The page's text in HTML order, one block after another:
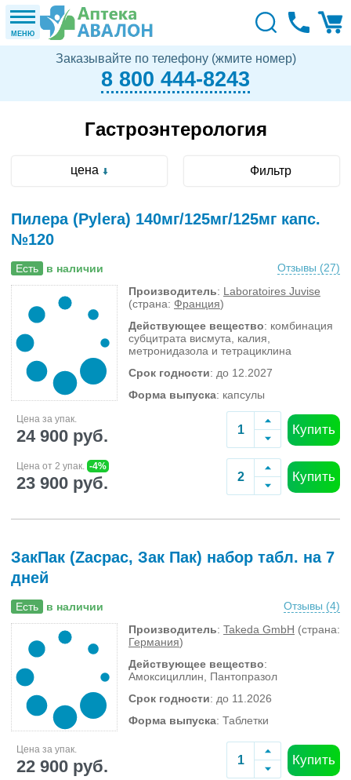
МЕНЮ
Заказывайте по телефону (жмите номер)
8 800 444-8243
Гастроэнтерология
цена Фильтр
Пилера (Pylera) 140мг/125мг/125мг капс.
№120
Есть в наличии Отзывы (27)
Производитель: Laboratoires Juvise
(страна: Франция)
Действующее вещество: комбинация
субцитрата висмута, калия,
метронидазола и тетрациклина
Срок годности: до 12.2027
Форма выпуска: капсулы
Цена за упак.
24 900 руб. Купить
Цена от 2 упак. -4%
23 900 руб. Купить
ЗакПак (Zacpac, Зак Пак) набор табл. на 7
дней
Есть в наличии Отзывы (4)
Производитель: Takeda GmbH (страна:
Германия)
Действующее вещество:
Амоксициллин, Пантопразол
Срок годности: до 11.2026
Форма выпуска: Таблетки
Цена за упак.
22 900 руб. Купить